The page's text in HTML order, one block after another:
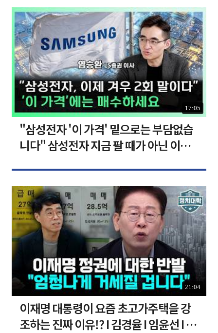
17:05
"삼성전자 '이 가격' 밑으로는 부담없습
니다" 삼성전자 지금 팔 때가 아닌 이유
21:04
이재명 대통령이 요즘 초고가주택을 강
조하는 진짜 이유!? I 김경율 I 임윤선 I 정